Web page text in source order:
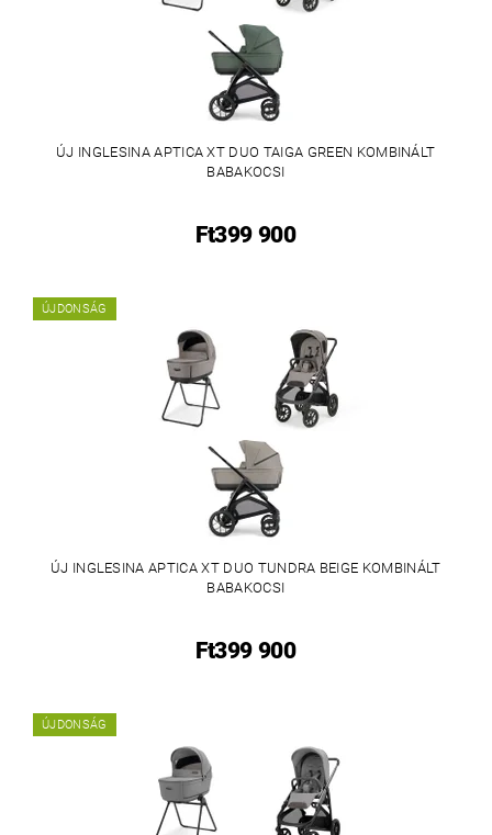
ÚJ INGLESINA APTICA XT DUO TAIGA GREEN KOMBINÁLT
BABAKOCSI
Ft399 900
ÚJDONSÁG
ÚJ INGLESINA APTICA XT DUO TUNDRA BEIGE KOMBINÁLT
BABAKOCSI
Ft399 900
ÚJDONSÁG